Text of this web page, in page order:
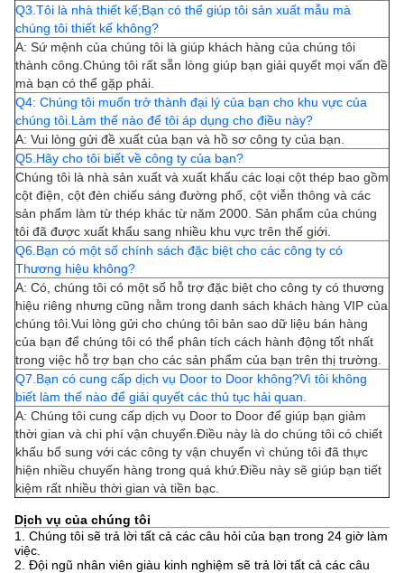
Q3.Tôi là nhà thiết kế;Bạn có thể giúp tôi sản xuất mẫu mà
chúng tôi thiết kế không?
A: Sứ mệnh của chúng tôi là giúp khách hàng của chúng tôi
thành công.Chúng tôi rất sẵn lòng giúp bạn giải quyết mọi vấn đề
mà bạn có thể gặp phải.
Q4: Chúng tôi muốn trở thành đại lý của bạn cho khu vực của
chúng tôi.Làm thế nào để tôi áp dụng cho điều này?
A: Vui lòng gửi đề xuất của bạn và hồ sơ công ty của bạn.
Q5.Hãy cho tôi biết về công ty của bạn?
Chúng tôi là nhà sản xuất và xuất khẩu các loại cột thép bao gồm
cột điện, cột đèn chiếu sáng đường phố, cột viễn thông và các
sản phẩm làm từ thép khác từ năm 2000. Sản phẩm của chúng
tôi đã được xuất khẩu sang nhiều khu vực trên thế giới.
Q6.Bạn có một số chính sách đặc biệt cho các công ty có
Thương hiệu không?
A: Có, chúng tôi có một số hỗ trợ đặc biệt cho công ty có thương
hiệu riêng nhưng cũng nằm trong danh sách khách hàng VIP của
chúng tôi.Vui lòng gửi cho chúng tôi bản sao dữ liệu bán hàng
của bạn để chúng tôi có thể phân tích cách hành động tốt nhất
trong việc hỗ trợ bạn cho các sản phẩm của bạn trên thị trường.
Q7.Bạn có cung cấp dịch vụ Door to Door không?Vì tôi không
biết làm thế nào để giải quyết các thủ tục hải quan.
A: Chúng tôi cung cấp dịch vụ Door to Door để giúp bạn giảm
thời gian và chi phí vận chuyển.Điều này là do chúng tôi có chiết
khấu bổ sung với các công ty vận chuyển vì chúng tôi đã thực
hiện nhiều chuyến hàng trong quá khứ.Điều này sẽ giúp bạn tiết
kiệm rất nhiều thời gian và tiền bạc.
Dịch vụ của chúng tôi
1. Chúng tôi sẽ trả lời tất cả các câu hỏi của bạn trong 24 giờ làm
việc.
2. Đội ngũ nhân viên giàu kinh nghiệm sẽ trả lời tất cả các câu